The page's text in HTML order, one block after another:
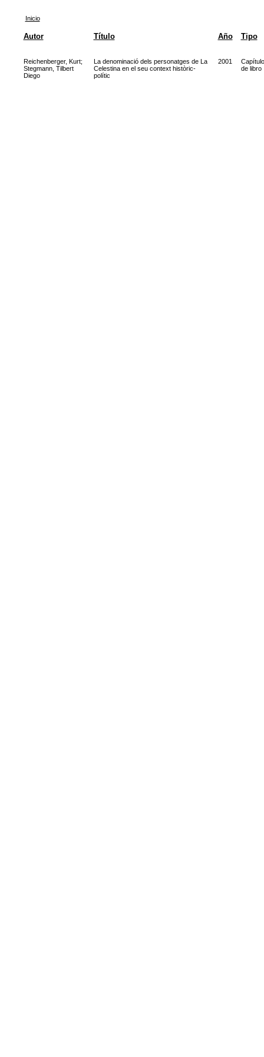
Inicio
Autor Título Año Tipo
Reichenberger, Kurt;
Stegmann, Tilbert
Diego
La denominació dels personatges de La
Celestina en el seu context històric-
polític
2001
Capítulo
de libro